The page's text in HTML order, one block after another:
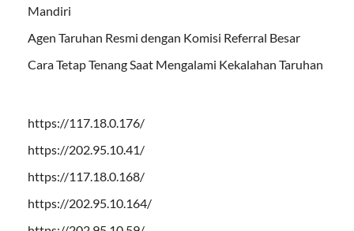
Mandiri
Agen Taruhan Resmi dengan Komisi Referral Besar
Cara Tetap Tenang Saat Mengalami Kekalahan Taruhan
https://117.18.0.176/
https://202.95.10.41/
https://117.18.0.168/
https://202.95.10.164/